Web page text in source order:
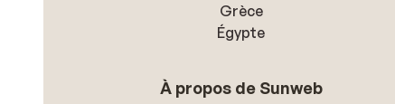
Grèce
Égypte
À propos de Sunweb